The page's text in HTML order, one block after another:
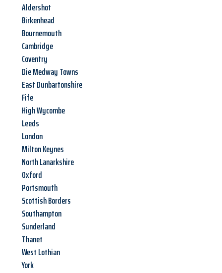
Aldershot
Birkenhead
Bournemouth
Cambridge
Coventry
Die Medway Towns
East Dunbartonshire
Fife
High Wycombe
Leeds
London
Milton Keynes
North Lanarkshire
Oxford
Portsmouth
Scottish Borders
Southampton
Sunderland
Thanet
West Lothian
York